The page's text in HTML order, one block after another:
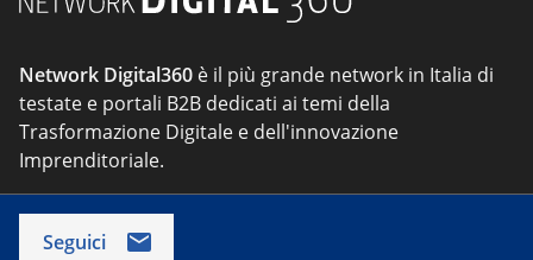
Network Digital360 è il più grande network in Italia di
testate e portali B2B dedicati ai temi della
Trasformazione Digitale e dell'innovazione
Imprenditoriale.
Seguici